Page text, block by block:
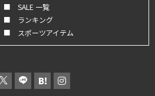
■ SALE 一覧
■ ランキング
■ スポーツアイテム